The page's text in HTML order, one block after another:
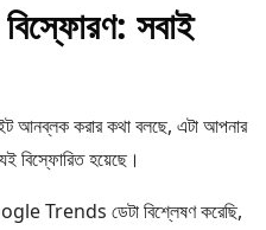
সবাই
আনব্লক করার কথা বলছে, এটা আপনার
বিস্ফোরিত হয়েছে।
Trends ডেটা বিশ্লেষণ করেছি,